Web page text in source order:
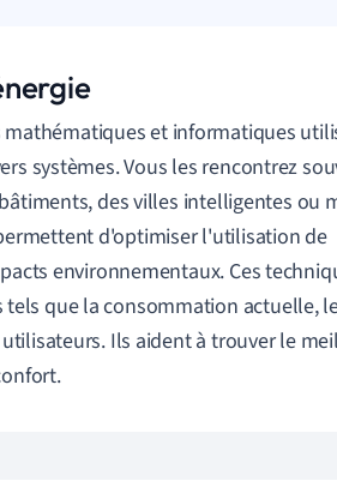
et informatiques
systèmes. Vous les rencontrez
des villes intelligentes ou
d'optimiser l'utilisation de
environnementaux. Ces
que la consommation actuelle,
Ils aident à trouver le